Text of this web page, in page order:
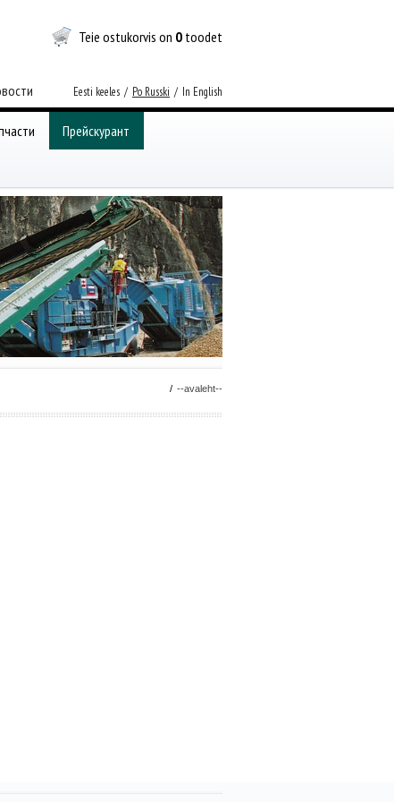
Teie ostukorvis on 0 toodet
Eesti keeles / Po Russki / In English
Прейскурант
/ --avaleht--